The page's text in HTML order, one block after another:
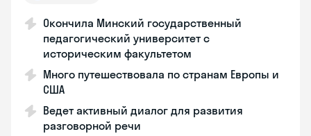
Окончила Минский государственный
педагогический университет с
историческим факультетом
Много путешествовала по странам Европы и
США
Ведет активный диалог для развития
разговорной речи